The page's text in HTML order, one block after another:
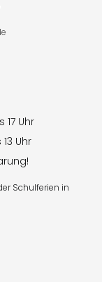
17 Uhr
Uhr
Schulferien in